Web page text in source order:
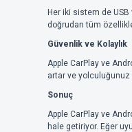
Her iki sistem de USB
doğrudan tüm
Güvenlik ve Kolaylık
Apple CarPlay ve
artar ve yolculuğunuz
Sonuç
Apple CarPlay ve
hale getiriyor. Eğer